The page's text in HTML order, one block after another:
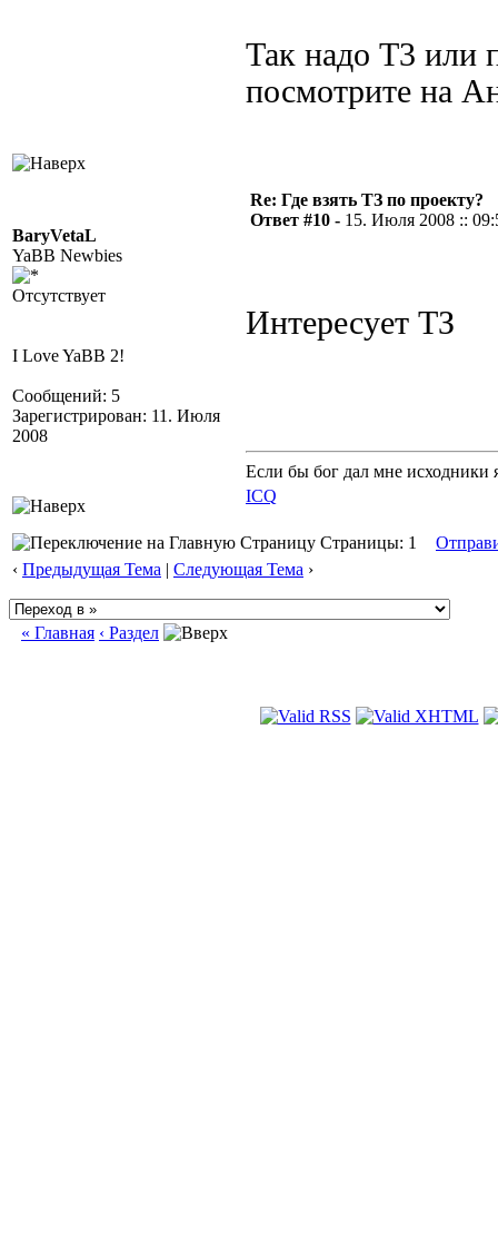
Так надо Т3 или
посмотрите на
BaryVetaL
YaBB Newbies
Отсутствует
I Love YaBB 2!
Сообщений: 5
Зарегистрирован: 11. Июля
2008
Re: Где взять ТЗ по проекту?
Ответ #10 - 15. Июля 2008 ::
Интересует ТЗ
Если бы бог дал мне исходники
ICQ
Страницы: 1
‹ Предыдущая Тема | Следующая Тема ›
« Главная ‹ Раздел